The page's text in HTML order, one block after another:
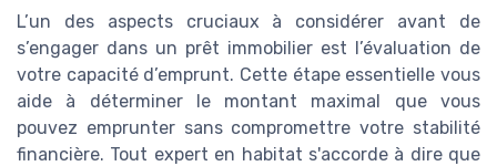
L’un des aspects cruciaux à considérer avant de
s’engager dans un prêt immobilier est l’évaluation de
votre capacité d’emprunt. Cette étape essentielle vous
aide à déterminer le montant maximal que vous
pouvez emprunter sans compromettre votre stabilité
financière. Tout expert en habitat s'accorde à dire que